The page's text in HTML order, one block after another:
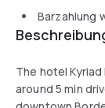
Barzahlung
The hotel
around 5 min